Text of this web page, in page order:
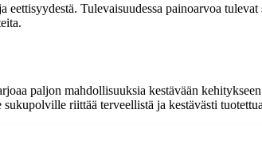
eettisyydestä. Tulevaisuudessa painoarvoa
paljon mahdollisuuksia kestävään
riittää terveellistä ja kestävästi